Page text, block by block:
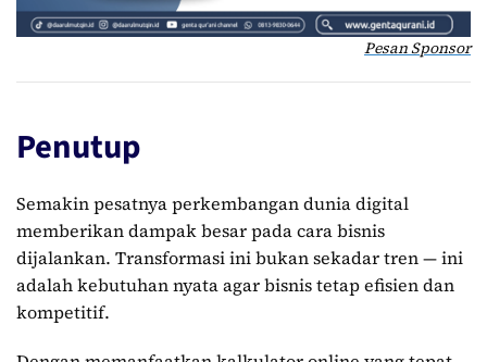
Pesan Sponsor
Penutup
Semakin pesatnya perkembangan dunia digital
memberikan dampak besar pada cara bisnis
dijalankan. Transformasi ini bukan sekadar tren — ini
adalah kebutuhan nyata agar bisnis tetap efisien dan
kompetitif.